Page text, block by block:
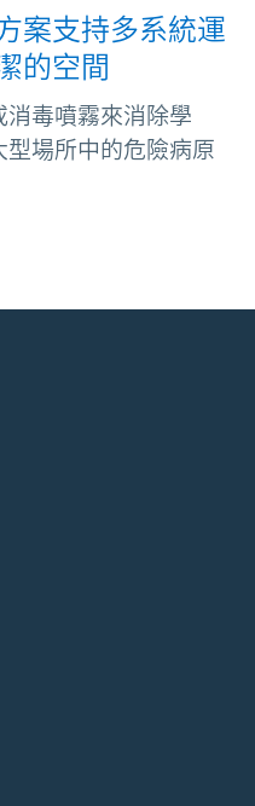
案支持多系統運
的空間
毒噴霧來消除學
場所中的危險病原